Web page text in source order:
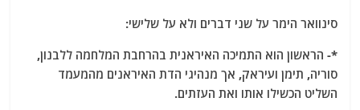
סינוואר הימר על שני דברים ולא על שלישי:
*- הראשון הוא התמיכה האיראנית בהרחבת המלחמה ללבנון,
סוריה, תימן ועיראק, אך מנהיגי הדת האיראנים מהמעמד
השליט הכשילו אותו ואת העזתים.